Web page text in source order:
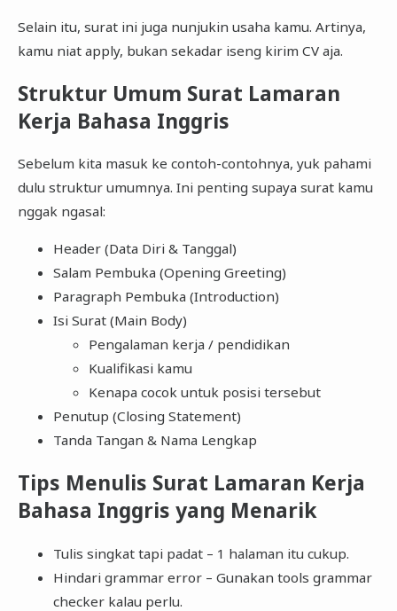
Selain itu, surat ini juga nunjukin usaha kamu. Artinya,
kamu niat apply, bukan sekadar iseng kirim CV aja.
Struktur Umum Surat Lamaran
Kerja Bahasa Inggris
Sebelum kita masuk ke contoh-contohnya, yuk pahami
dulu struktur umumnya. Ini penting supaya surat kamu
nggak ngasal:
Header (Data Diri & Tanggal)
Salam Pembuka (Opening Greeting)
Paragraph Pembuka (Introduction)
Isi Surat (Main Body)
Pengalaman kerja / pendidikan
Kualifikasi kamu
Kenapa cocok untuk posisi tersebut
Penutup (Closing Statement)
Tanda Tangan & Nama Lengkap
Tips Menulis Surat Lamaran Kerja
Bahasa Inggris yang Menarik
Tulis singkat tapi padat – 1 halaman itu cukup.
Hindari grammar error – Gunakan tools grammar
checker kalau perlu.